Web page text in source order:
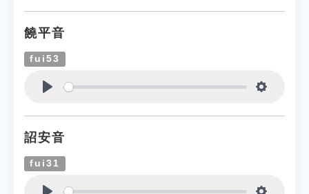
饒平音
fui53
詔安音
fui31